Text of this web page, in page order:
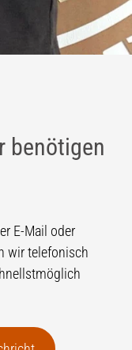
benötigen
E-Mail oder
wir telefonisch